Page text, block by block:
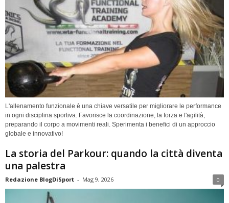
L'allenamento funzionale è una chiave versatile per migliorare le performance
in ogni disciplina sportiva. Favorisce la coordinazione, la forza e l'agilità,
preparando il corpo a movimenti reali. Sperimenta i benefici di un approccio
globale e innovativo!
La storia del Parkour: quando la città diventa
una palestra
Redazione BlogDiSport - Mag 9, 2026 0